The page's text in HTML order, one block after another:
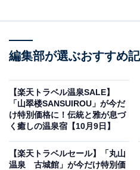
「伊豆熱川温泉 ホテルカタ
現在特別価格で宿泊可能です。
編集部が選ぶおすすめ
【楽天トラベル温泉SALE】
「山翠楼SANSUIROU」が今だ
け特別価格に！伝統と雅が息づ
く癒しの温泉宿【10月9日】
【楽天トラベルセール】「丸山
温泉 古城館」が今だけ特別価